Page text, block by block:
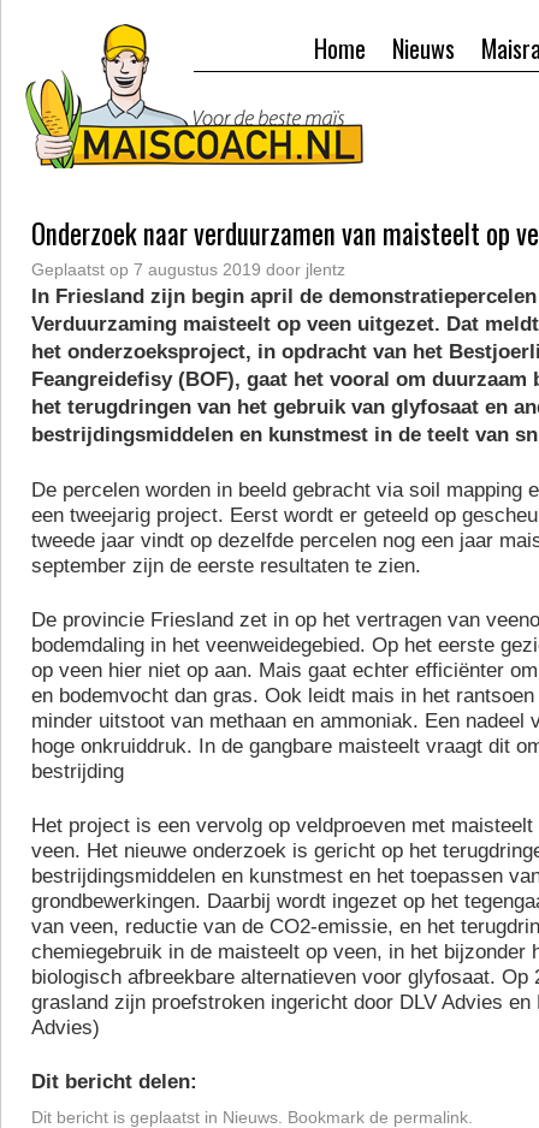
Nieuws
Home
Onderzoek naar verduurzamen van maisteelt op
Geplaatst op 7 augustus 2019 door jlentz
In Friesland zijn begin april de
Verduurzaming maisteelt op veen uitgezet. Dat
het onderzoeksproject, in opdracht van het
Feangreidefisy (BOF), gaat het vooral om duurzaam
het terugdringen van het gebruik van glyfosaat en
bestrijdingsmiddelen en kunstmest in de teelt van
De percelen worden in beeld gebracht via soil mapping
een tweejarig project. Eerst wordt er geteeld op
tweede jaar vindt op dezelfde percelen nog een jaar
september zijn de eerste resultaten te zien.
De provincie Friesland zet in op het vertragen van
bodemdaling in het veenweidegebied. Op het eerste
op veen hier niet op aan. Mais gaat echter efficiënter
en bodemvocht dan gras. Ook leidt mais in het
minder uitstoot van methaan en ammoniak. Een nadeel
hoge onkruiddruk. In de gangbare maisteelt vraagt dit
bestrijding
Het project is een vervolg op veldproeven met maisteelt
veen. Het nieuwe onderzoek is gericht op het
bestrijdingsmiddelen en kunstmest en het toepassen
grondbewerkingen. Daarbij wordt ingezet op het
van veen, reductie van de CO2-emissie, en het
chemiegebruik in de maisteelt op veen, in het bijzonder
biologisch afbreekbare alternatieven voor glyfosaat. Op
grasland zijn proefstroken ingericht door DLV Advies en
Advies)
Dit bericht delen:
Dit bericht is geplaatst in Nieuws . Bookmark de permalink